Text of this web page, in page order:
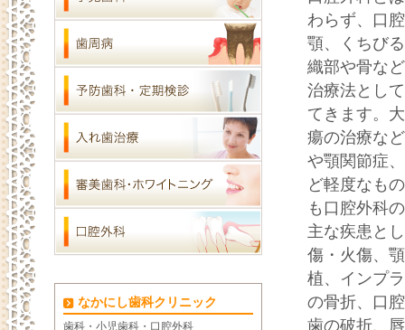
わらず、口
顎、くちび
織部や骨な
治療法とし
てきます。
瘍の治療な
や顎関節症
ど軽度なも
も口腔外科
主な疾患と
傷・火傷、
植、インプ
の骨折、口
歯の破折、
なかにし歯科クリニック
歯科・小児歯科・口腔外科